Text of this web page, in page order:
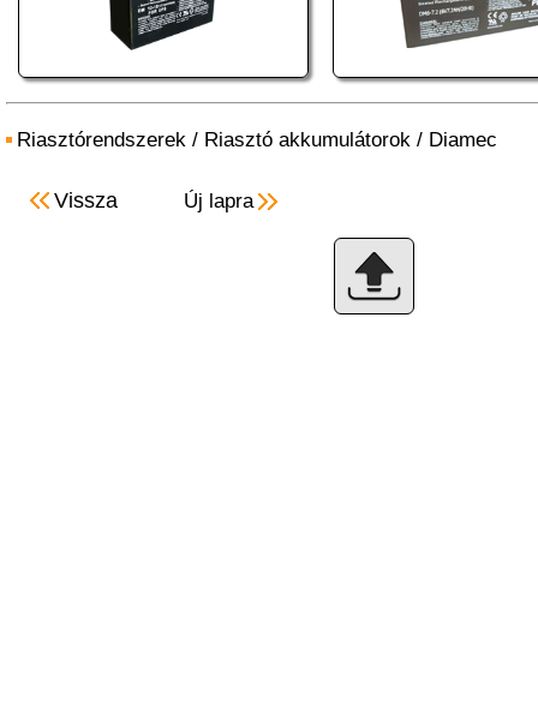
Riasztórendszerek / Riasztó akkumulátorok / Diamec
Vissza Új lapra